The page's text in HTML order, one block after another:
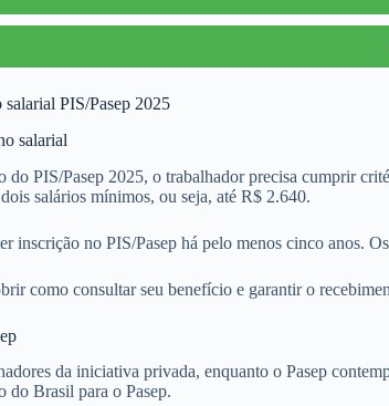
PIS/Pasep 2025
salarial
do PIS/Pasep 2025, o trabalhador precisa cumprir
salários mínimos, ou seja, até R$ 2.640.
inscrição no PIS/Pasep há pelo menos cinco anos.
como consultar seu benefício e garantir o
da iniciativa privada, enquanto o Pasep
do Brasil para o Pasep.